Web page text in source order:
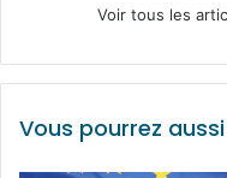
Voir tous les
Vous pourrez